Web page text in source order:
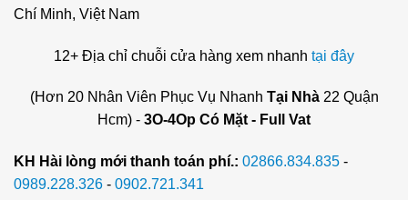
Chí Minh, Việt Nam
12+ Địa chỉ chuỗi cửa hàng xem nhanh tại đây
(Hơn 20 Nhân Viên Phục Vụ Nhanh Tại Nhà22 Quận
Hcm) - 3O-4Op Có Mặt - Full Vat
KH Hài lòng mới thanh toán phí.: 02866.834.835 -
0989.228.326 - 0902.721.341